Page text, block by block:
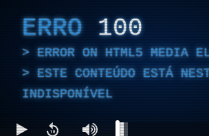
ERRO 100
ERROR ON HTML5 MEDIA
ESTE CONTEÚDO ESTÁ
INDISPONÍVEL